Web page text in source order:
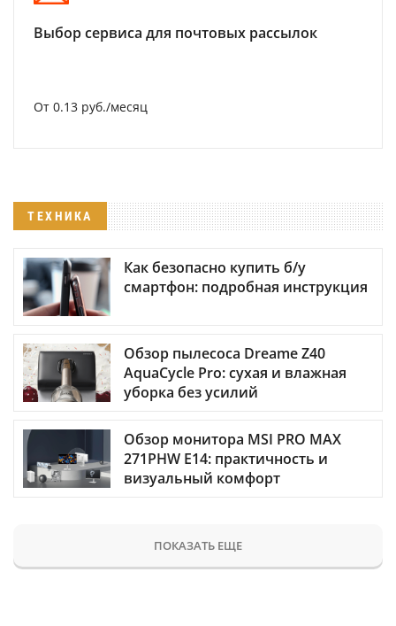
Выбор сервиса для почтовых рассылок
От 0.13 руб./месяц
ТЕХНИКА
Как безопасно купить б/у
смартфон: подробная инструкция
Обзор пылесоса Dreame Z40
AquaCycle Pro: сухая и влажная
уборка без усилий
Обзор монитора MSI PRO MAX
271PHW E14: практичность и
визуальный комфорт
ПОКАЗАТЬ ЕЩЕ